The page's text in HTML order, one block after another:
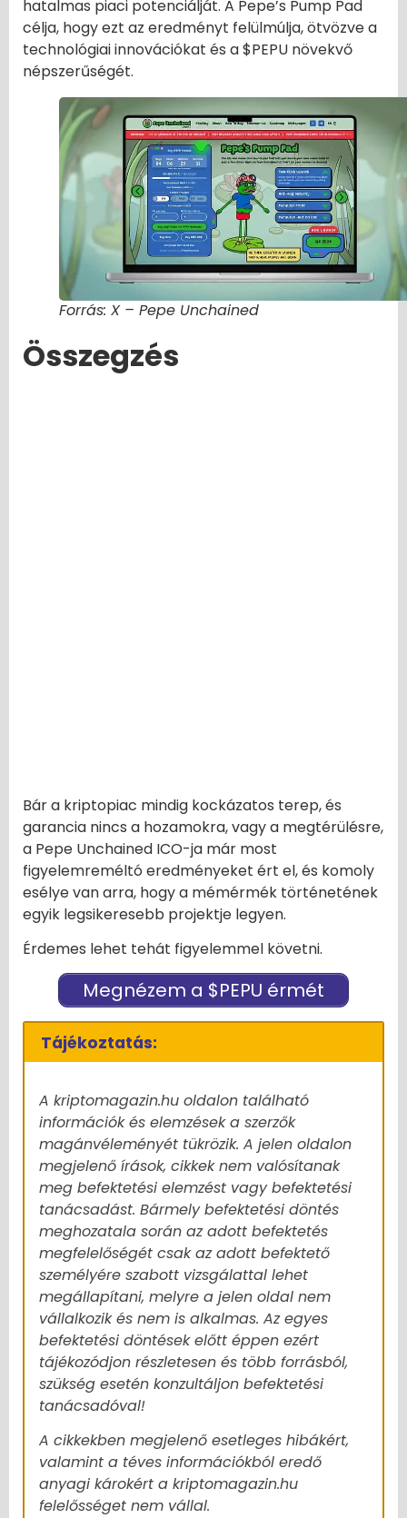
hatalmas piaci potenciálját. A Pepe’s Pump Pad
célja, hogy ezt az eredményt felülmúlja, ötvözve a
technológiai innovációkat és a $PEPU növekvő
népszerűségét.
Forrás: X – Pepe Unchained
Összegzés
Bár a kriptopiac mindig kockázatos terep, és
garancia nincs a hozamokra, vagy a megtérülésre,
a Pepe Unchained ICO-ja már most
figyelemreméltó eredményeket ért el, és komoly
esélye van arra, hogy a mémérmék történetének
egyik legsikeresebb projektje legyen.
Érdemes lehet tehát figyelemmel követni.
Megnézem a $PEPU érmét
Tájékoztatás:
A kriptomagazin.hu oldalon található
információk és elemzések a szerzők
magánvéleményét tükrözik. A jelen oldalon
megjelenő írások, cikkek nem valósítanak
meg befektetési elemzést vagy befektetési
tanácsadást. Bármely befektetési döntés
meghozatala során az adott befektetés
megfelelőségét csak az adott befektető
személyére szabott vizsgálattal lehet
megállapítani, melyre a jelen oldal nem
vállalkozik és nem is alkalmas. Az egyes
befektetési döntések előtt éppen ezért
tájékozódjon részletesen és több forrásból,
szükség esetén konzultáljon befektetési
tanácsadóval!
A cikkekben megjelenő esetleges hibákért,
valamint a téves információkból eredő
anyagi károkért a kriptomagazin.hu
felelősséget nem vállal.